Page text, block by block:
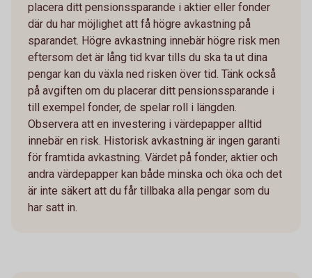
placera ditt pensionssparande i aktier eller fonder
där du har möjlighet att få högre avkastning på
sparandet. Högre avkastning innebär högre risk men
eftersom det är lång tid kvar tills du ska ta ut dina
pengar kan du växla ned risken över tid. Tänk också
på avgiften om du placerar ditt pensionssparande i
till exempel fonder, de spelar roll i längden.
Observera att en investering i värdepapper alltid
innebär en risk. Historisk avkastning är ingen garanti
för framtida avkastning. Värdet på fonder, aktier och
andra värdepapper kan både minska och öka och det
är inte säkert att du får tillbaka alla pengar som du
har satt in.